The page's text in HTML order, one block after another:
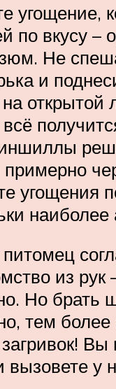
угощение,
по вкусу –
Не
и
открытой
примерно
угощения
питомец
из рук
Но брать
тем более
Вы
вызовете у